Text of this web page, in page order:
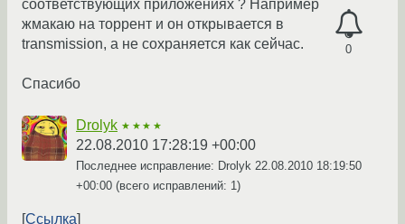
0
соответствующих приложениях ? Например
жмакаю на торрент и он открывается в
transmission, а не сохраняется как сейчас.
Спасибо
Drolyk ★★★★
22.08.2010 17:28:19 +00:00
Последнее исправление: Drolyk 22.08.2010 18:19:50
+00:00 (всего исправлений: 1)
Ссылка